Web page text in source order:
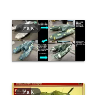
Ma,K
Ma,K